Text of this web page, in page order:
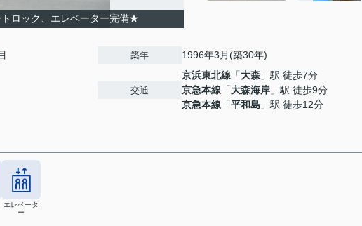
ロック、エレベーター完備★
築年 1996年3月(築30年)
交通
京浜東北線 「大森 」駅 徒歩7分
京急本線 「大森海岸 」駅 徒歩9分
京急本線 「平和島 」駅 徒歩12分
エレベータ
ー